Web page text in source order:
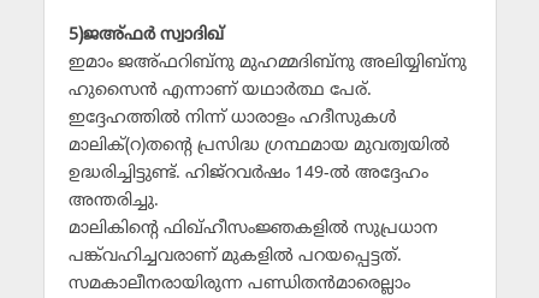
5)ജഅ്ഫര്‍ സ്വാദിഖ്
ഇമാം ജഅ്ഫറിബ്‌നു മുഹമ്മദിബ്‌നു അലിയ്യിബ്‌നു
ഹുസൈന്‍ എന്നാണ് യഥാര്‍ത്ഥ പേര്.
ഇദ്ദേഹത്തില്‍ നിന്ന് ധാരാളം ഹദീസുകള്‍
മാലിക്(റ)തന്റെ പ്രസിദ്ധ ഗ്രന്ഥമായ മുവത്വയില്‍
ഉദ്ധരിച്ചിട്ടുണ്ട്. ഹിജ്‌റവര്‍ഷം 149-ല്‍ അദ്ദേഹം
അന്തരിച്ചു.
മാലികിന്റെ ഫിഖ്ഹീസംജ്ഞകളില്‍ സുപ്രധാന
പങ്ക്‌വഹിച്ചവരാണ് മുകളില്‍ പറയപ്പെട്ടത്.
സമകാലീനരായിരുന്ന പണ്ഡിതന്‍മാരെല്ലാം